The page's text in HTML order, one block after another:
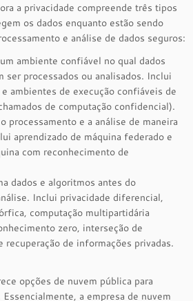
a privacidade compreende três tipos
os dados enquanto estão sendo
e análise de dados seguros:
ambiente confiável no qual dados
ser processados ou analisados. Inclui
ambientes de execução confiáveis de
de computação confidencial).
processamento e a análise de maneira
aprendizado de máquina federado e
com reconhecimento de
dados e algoritmos antes do
Inclui privacidade diferencial,
computação multipartidária
zero, interseção de
recuperação de informações privadas.
opções de nuvem pública para
a empresa de nuvem